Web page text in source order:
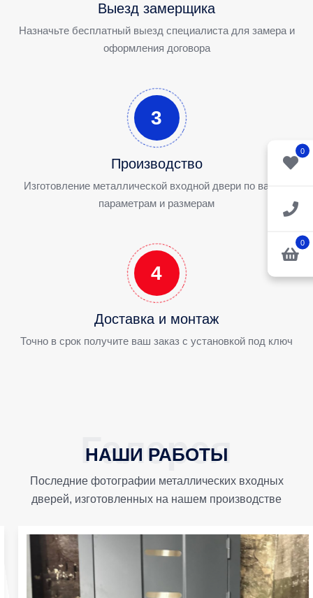
0
0
Выезд замерщика
Назначьте бесплатный выезд специалиста для замера и
оформления договора
3
Производство
Изготовление металлической входной двери по вашим
параметрам и размерам
4
Доставка и монтаж
Точно в срок получите ваш заказ с установкой под ключ
НАШИ РАБОТЫ
Последние фотографии металлических входных
дверей, изготовленных на нашем производстве